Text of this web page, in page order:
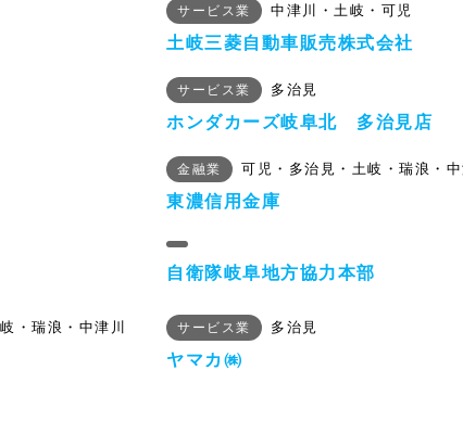
サービス業 中津川・土岐・可児
土岐三菱自動車販売株式会社
サービス業 多治見
ホンダカーズ岐阜北 多治見店
金融業 可児・多治見・土岐・瑞浪・中
東濃信用金庫
自衛隊岐阜地方協力本部
・瑞浪・中津川 サービス業 多治見
ヤマカ㈱